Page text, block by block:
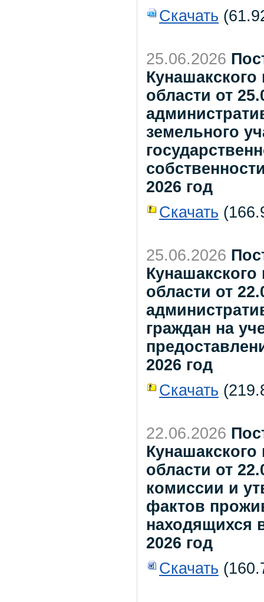
Скачать
25.06.2026
области от
земельного
2026 год
Скачать
25.06.2026
области от
граждан на
2026 год
Скачать
22.06.2026
области от
комиссии и
фактов
находящихся
2026 год
Скачать